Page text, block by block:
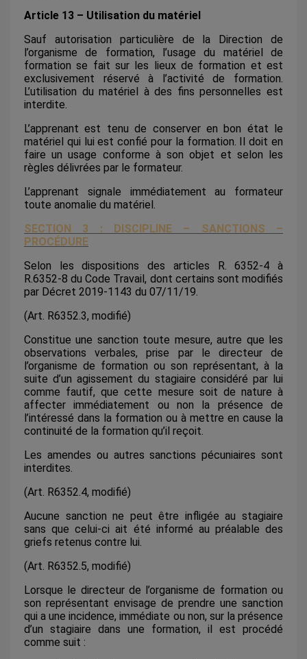
Article 13 – Utilisation du matériel
Sauf autorisation particulière de la Direction de
l’organisme de formation, l’usage du matériel de
formation se fait sur les lieux de formation et est
exclusivement réservé à l’activité de formation.
L’utilisation du matériel à des fins personnelles est
interdite.
L’apprenant est tenu de conserver en bon état le
matériel qui lui est confié pour la formation. Il doit en
faire un usage conforme à son objet et selon les
règles délivrées par le formateur.
L’apprenant signale immédiatement au formateur
toute anomalie du matériel.
SECTION 3 : DISCIPLINE – SANCTIONS –
PROCÉDURE
Selon les dispositions des articles R. 6352-4 à
R.6352-8 du Code Travail, dont certains sont modifiés
par Décret 2019-1143 du 07/11/19.
(Art. R6352.3, modifié)
Constitue une sanction toute mesure, autre que les
observations verbales, prise par le directeur de
l’organisme de formation ou son représentant, à la
suite d’un agissement du stagiaire considéré par lui
comme fautif, que cette mesure soit de nature à
affecter immédiatement ou non la présence de
l’intéressé dans la formation ou à mettre en cause la
continuité de la formation qu’il reçoit.
Les amendes ou autres sanctions pécuniaires sont
interdites.
(Art. R6352.4, modifié)
Aucune sanction ne peut être infligée au stagiaire
sans que celui-ci ait été informé au préalable des
griefs retenus contre lui.
(Art. R6352.5, modifié)
Lorsque le directeur de l’organisme de formation ou
son représentant envisage de prendre une sanction
qui a une incidence, immédiate ou non, sur la présence
d’un stagiaire dans une formation, il est procédé
comme suit :